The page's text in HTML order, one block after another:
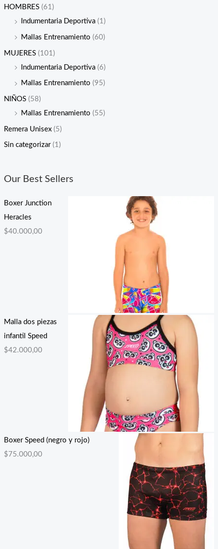
HOMBRES (61)
Indumentaria Deportiva (1)
Mallas Entrenamiento (60)
MUJERES (101)
Indumentaria Deportiva (6)
Mallas Entrenamiento (95)
NIÑOS (58)
Mallas Entrenamiento (55)
Remera Unisex (5)
Sin categorizar (1)
Our Best Sellers
Boxer Junction
Heracles
$40.000,00
Malla dos piezas
infantil Speed
$42.000,00
Boxer Speed (negro y rojo)
$ 75.000,00